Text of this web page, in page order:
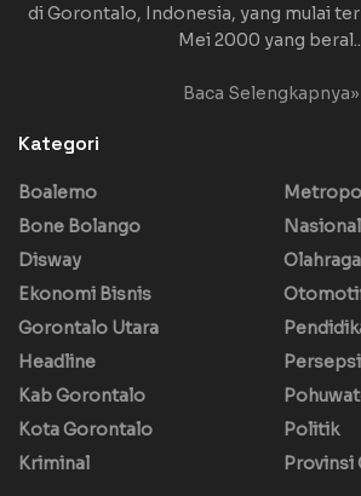
di Gorontalo, Indonesia, yang mulai
Mei 2000 yang
Baca Selengkapnya»
Kategori
Boalemo
Bone Bolango
Disway
Ekonomi Bisnis
Gorontalo Utara
Headline
Kab Gorontalo
Kota Gorontalo
Kriminal
Nasional
Olahraga
Persepsi
Politik